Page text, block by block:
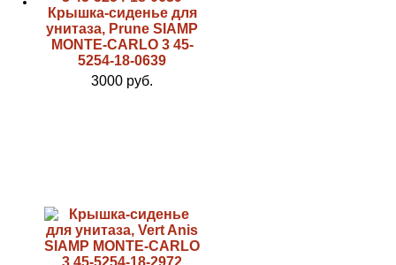
Крышка-сиденье для
унитаза, Prune SIAMP
MONTE-CARLO 3 45-
5254-18-0639
3000 руб.